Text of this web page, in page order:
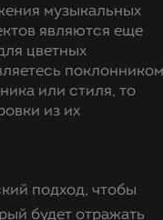
музыкальных
являются еще
цветных
поклонником
или стиля, то
из их
подход, чтобы
будет отражать